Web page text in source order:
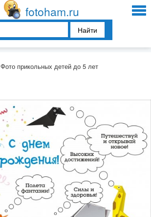
fotoham.ru
Найти
Фото прикольных детей до 5 лет